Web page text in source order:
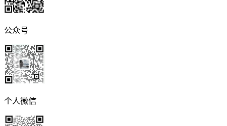
公众号
个人微信